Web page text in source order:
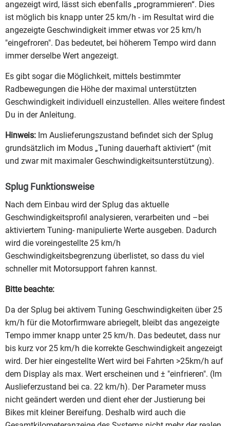
angezeigt wird, lässt sich ebenfalls „programmieren“. Dies
ist möglich bis knapp unter 25 km/h - im Resultat wird die
angezeigte Geschwindigkeit immer etwas vor 25 km/h
"eingefroren". Das bedeutet, bei höherem Tempo wird dann
immer derselbe Wert angezeigt.
Es gibt sogar die Möglichkeit, mittels bestimmter
Radbewegungen die Höhe der maximal unterstützten
Geschwindigkeit individuell einzustellen. Alles weitere findest
Du in der Anleitung.
Hinweis: Im Auslieferungszustand befindet sich der Splug
grundsätzlich im Modus „Tuning dauerhaft aktiviert“ (mit
und zwar mit maximaler Geschwindigkeitsunterstützung).
Splug Funktionsweise
Nach dem Einbau wird der Splug das aktuelle
Geschwindigkeitsprofil analysieren, verarbeiten und –bei
aktiviertem Tuning- manipulierte Werte ausgeben. Dadurch
wird die voreingestellte 25 km/h
Geschwindigkeitsbegrenzung überlistet, so dass du viel
schneller mit Motorsupport fahren kannst.
Bitte beachte:
Da der Splug bei aktivem Tuning Geschwindigkeiten über 25
km/h für die Motorfirmware abriegelt, bleibt das angezeigte
Tempo immer knapp unter 25 km/h. Das bedeutet, dass nur
bis kurz vor 25 km/h die korrekte Geschwindigkeit angezeigt
wird. Der hier eingestellte Wert wird bei Fahrten >25km/h auf
dem Display als max. Wert erscheinen und ± "einfrieren". (Im
Auslieferzustand bei ca. 22 km/h). Der Parameter muss
nicht geändert werden und dient eher der Justierung bei
Bikes mit kleiner Bereifung. Deshalb wird auch die